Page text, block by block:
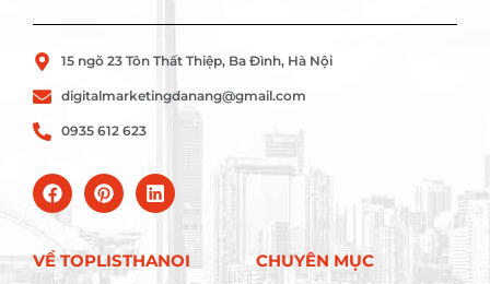
15 ngõ 23 Tôn Thất Thiệp, Ba Đình, Hà Nội
digitalmarketingdanang@gmail.com
0935 612 623
VỀ TOPLISTHANOI CHUYÊN MỤC